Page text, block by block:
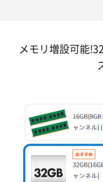
メモリ増設可能